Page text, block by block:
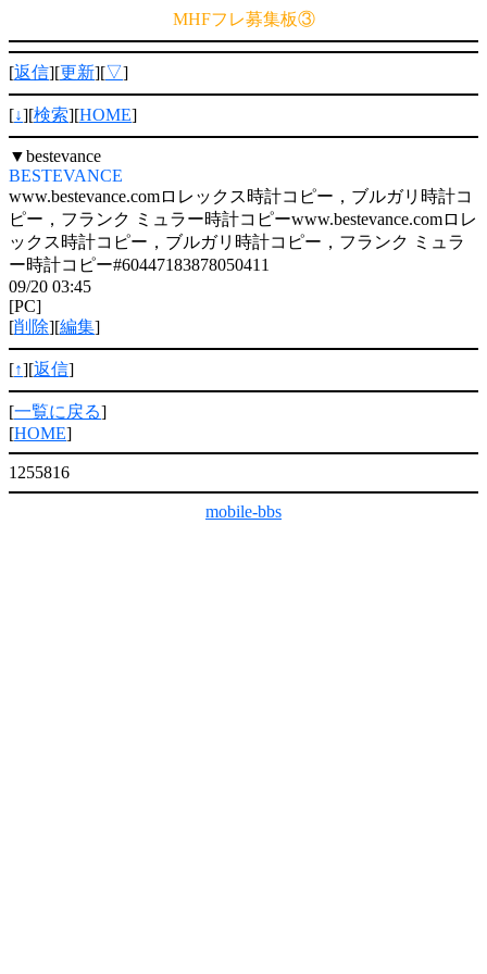
MHFフレ募集板③
[返信][更新][▽]
[↓][検索][HOME]
▼bestevance
BESTEVANCE
www.bestevance.comロレックス時計コピー，ブルガリ時計コ
ピー，フランク ミュラー時計コピーwww.bestevance.comロレ
ックス時計コピー，ブルガリ時計コピー，フランク ミュラ
ー時計コピー#60447183878050411
09/20 03:45
[PC]
[削除][編集]
[↑][返信]
[一覧に戻る]
[HOME]
1255816
mobile-bbs